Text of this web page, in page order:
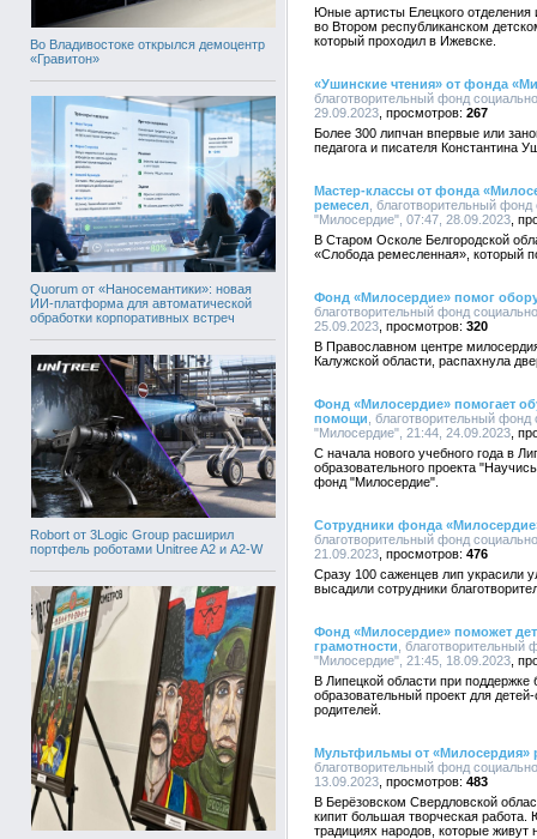
Во Владивостоке открылся демоцентр
«Гравитон»
Quorum от «Наносемантики»: новая
ИИ-платформа для автоматической
обработки корпоративных встреч
Robort от 3Logic Group расширил
портфель роботами Unitree A2 и A2-W
Юные артисты Елецкого отделения
во Втором республиканском
который проходил в Ижевске.
«Ушинские чтения» от фонда
благотворительный фонд
29.09.2023
267
Более 300 липчан впервые или
педагога и писателя Константина
Мастер-классы от фонда
ремесел , благотворительный
"Милосердие", 07:47, 28.09.2023
В Старом Осколе Белгородской
«Слобода ремесленная», который
Фонд «Милосердие» помог
благотворительный фонд
25.09.2023
320
В Православном центре
Калужской области, распахнула
Фонд «Милосердие» помогает
помощи , благотворительный
"Милосердие", 21:44, 24.09.2023
С начала нового учебного года в
образовательного проекта
фонд "Милосердие".
Сотрудники фонда
благотворительный фонд
21.09.2023
476
Сразу 100 саженцев лип украсили
высадили сотрудники
Фонд «Милосердие» поможет
грамотности ,
"Милосердие", 21:45, 18.09.2023
В Липецкой области при поддержке
образовательный проект для
родителей.
Мультфильмы от «Милосердия»
благотворительный фонд
13.09.2023
483
В Берёзовском Свердловской
кипит большая творческая
традициях народов, которые живут